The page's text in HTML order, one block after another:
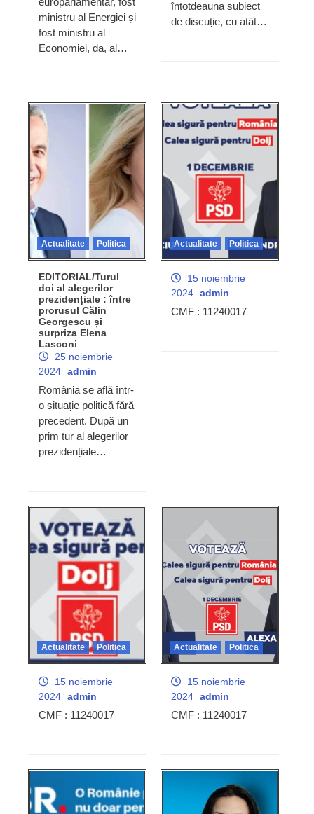
ministru al Energiei și
fost ministru al
Economiei, da, al…
întotdeauna subiect
de discuție, cu atât…
Actualitate Politica
EDITORIAL/Turul
doi al alegerilor
prezidențiale : între
prorusul Călin
Georgescu și
surpriza Elena
Lasconi
25 noiembrie
2024 admin
România se află într-
o situație politică fără
precedent. După un
prim tur al alegerilor
prezidențiale…
Actualitate Politica
15 noiembrie
2024 admin
CMF : 11240017
Actualitate Politica
15 noiembrie
2024 admin
CMF : 11240017
Actualitate Politica
15 noiembrie
2024 admin
CMF : 11240017